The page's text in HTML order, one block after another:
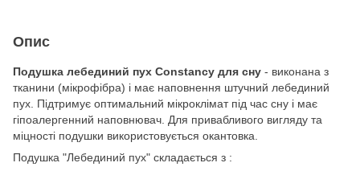
Опис
Подушка лебединий пух Constancy для сну - виконана з
тканини (мікрофібра) і має наповнення штучний лебединий
пух. Підтримує оптимальний мікроклімат під час сну і має
гіпоалергенний наповнювач. Для привабливого вигляду та
міцності подушки використовується окантовка.
Подушка "Лебединий пух" складається з :